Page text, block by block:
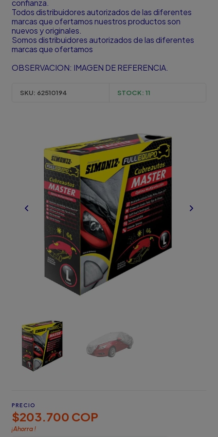
confianza.
Todos distribuidores autorizados de las diferentes
marcas que ofertamos nuestros productos son
nuevos y originales.
Somos distribuidores autorizados de las diferentes
marcas que ofertamos
OBSERVACION: IMAGEN DE REFERENCIA.
SKU: 62510194 STOCK: 11
PRECIO
$203.700 COP
¡Ahorra!